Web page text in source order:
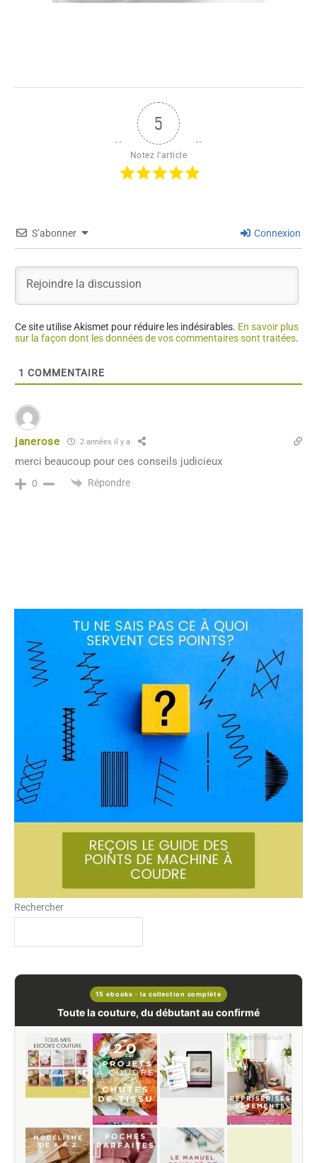
5
Notez l'article
S’abonner Connexion
Ce site utilise Akismet pour réduire les indésirables. En savoir plus
sur la façon dont les données de vos commentaires sont traitées.
1 COMMENTAIRE
janerose 2 années il y a
merci beaucoup pour ces conseils judicieux
0 Répondre
Rechercher
15 ebooks · la collection complète
Toute la couture, du débutant au confirmé